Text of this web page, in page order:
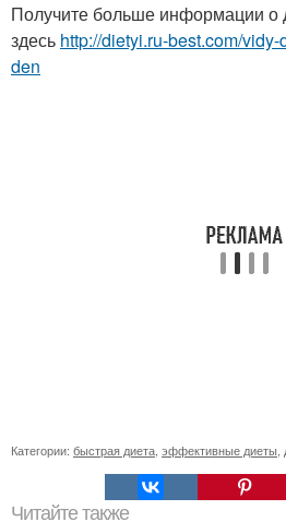
Получите больше информации о
здесь http://dietyi.ru-best.com/
den
Категории: быстрая диета эффективные диеты
Читайте также